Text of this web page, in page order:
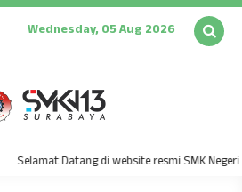
Wednesday, 05 Aug 2026
Selamat Datang di website resmi SMK Negeri